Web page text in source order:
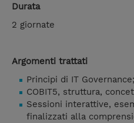
Durata
2 giornate
Argomenti trattati
Principi di IT Governance;
COBIT5, struttura,
Sessioni interattive,
finalizzati alla